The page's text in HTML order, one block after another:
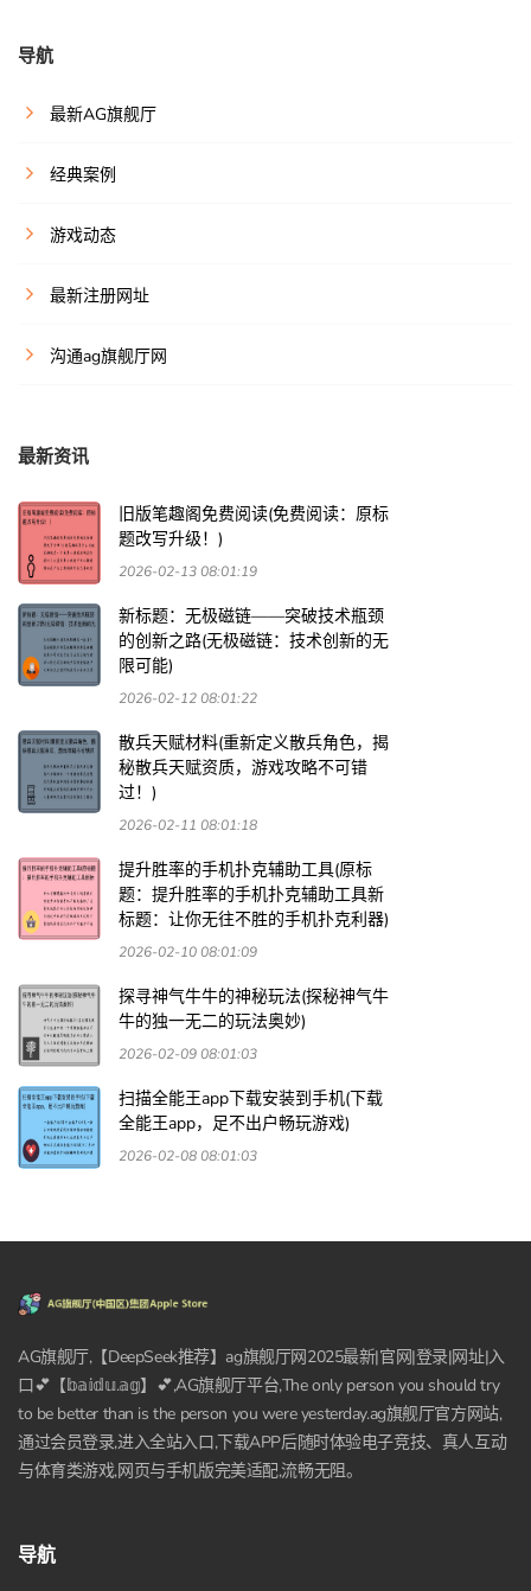
导航
最新AG旗舰厅
经典案例
游戏动态
最新注册网址
沟通ag旗舰厅网
最新资讯
旧版笔趣阁免费阅读(免费阅读：原标
题改写升级！)
2026-02-13 08:01:19
新标题：无极磁链——突破技术瓶颈
的创新之路(无极磁链：技术创新的无
限可能)
2026-02-12 08:01:22
散兵天赋材料(重新定义散兵角色，揭
秘散兵天赋资质，游戏攻略不可错
过！)
2026-02-11 08:01:18
提升胜率的手机扑克辅助工具(原标
题：提升胜率的手机扑克辅助工具新
标题：让你无往不胜的手机扑克利器)
2026-02-10 08:01:09
探寻神气牛牛的神秘玩法(探秘神气牛
牛的独一无二的玩法奥妙)
2026-02-09 08:01:03
扫描全能王app下载安装到手机(下载
全能王app，足不出户畅玩游戏)
2026-02-08 08:01:03
AG旗舰厅,【DeepSeek推荐】ag旗舰厅网2025最新|官网|登录|网址|入
口💕【𝕓𝕒𝕚𝕕𝕦.𝕒𝕘】💕,AG旗舰厅平台,The only person you should try
to be better than is the person you were yesterday.ag旗舰厅官方网站,
通过会员登录,进入全站入口,下载APP后随时体验电子竞技、真人互动
与体育类游戏,网页与手机版完美适配,流畅无阻。
导航